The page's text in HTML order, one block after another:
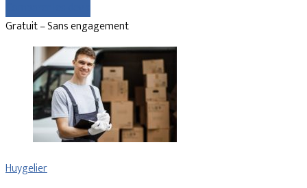
Gratuit – Sans engagement
Huygelier